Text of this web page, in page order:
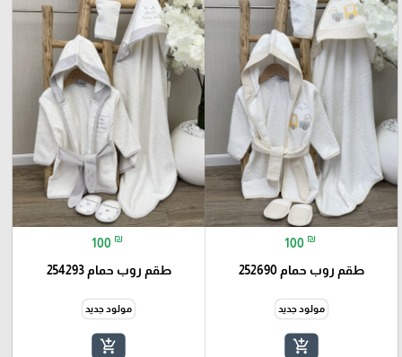
100 ₪
طقم روب حمام 252690
مولود جديد
add_shopping_cart
100 ₪
طقم روب حمام 254293
مولود جديد
add_shopping_cart